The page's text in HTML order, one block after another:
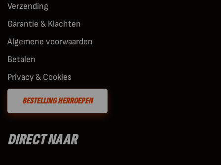
Verzending
Garantie & Klachten
Algemene voorwaarden
Betalen
Privacy & Cookies
BESTELLING HERROEPEN
DIRECT NAAR